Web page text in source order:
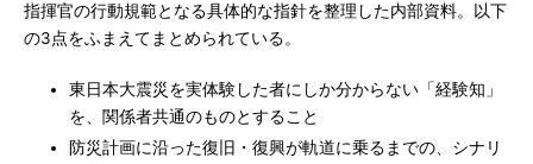
指揮官の行動規範となる具体的な指針を整理した内部資料。以下
の3点をふまえてまとめられている。
東日本大震災を実体験した者にしか分からない「経験知」
を、関係者共通のものとすること
防災計画に沿った復旧・復興が軌道に乗るまでの、シナリ